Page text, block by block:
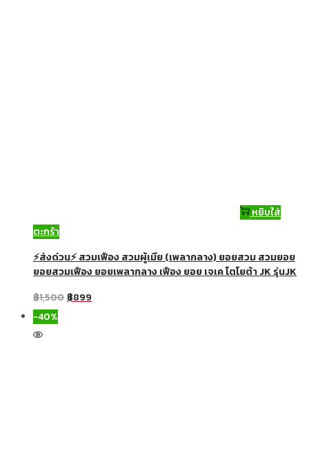
หยิบใส่
ตะกร้า
⚡ส่งด่วน⚡ สวมเฟือง สวมผู้เมีย (เพลากลาง) ยอยสวม สวมยอย
ยอยสวมเฟือง ยอยเพลากลาง เฟือง ยอย เจเค โตโยต้า JK รุ่นJK
฿1,500฿899
-40%